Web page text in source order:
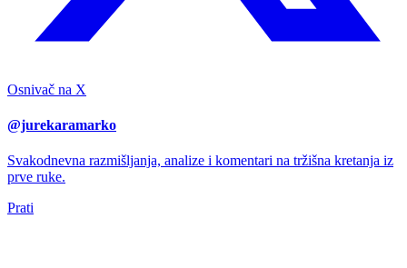
Osnivač na X
@jurekaramarko
Svakodnevna razmišljanja, analize i komentari na tržišna kretanja iz
prve ruke.
Prati